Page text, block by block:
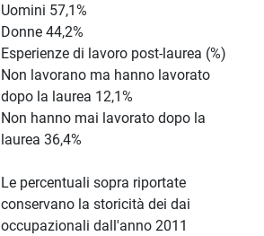
Uomini 57,1%
Donne 44,2%
Esperienze di lavoro post-laurea (%)
Non lavorano ma hanno lavorato
dopo la laurea 12,1%
Non hanno mai lavorato dopo la
laurea 36,4%
Le percentuali sopra riportate
conservano la storicità dei dai
occupazionali dall'anno 2011